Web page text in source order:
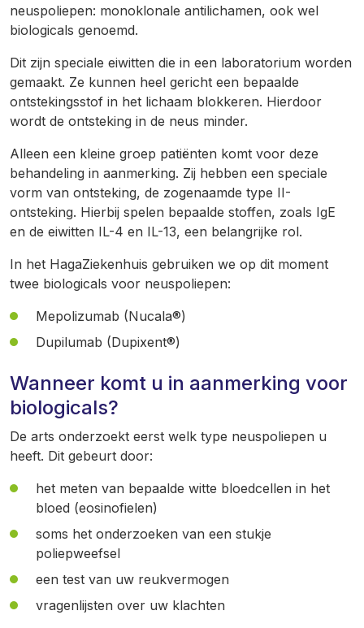
neuspoliepen: monoklonale antilichamen, ook wel
biologicals genoemd.
Dit zijn speciale eiwitten die in een laboratorium worden
gemaakt. Ze kunnen heel gericht een bepaalde
ontstekingsstof in het lichaam blokkeren. Hierdoor
wordt de ontsteking in de neus minder.
Alleen een kleine groep patiënten komt voor deze
behandeling in aanmerking. Zij hebben een speciale
vorm van ontsteking, de zogenaamde type II-
ontsteking. Hierbij spelen bepaalde stoffen, zoals IgE
en de eiwitten IL-4 en IL-13, een belangrijke rol.
In het HagaZiekenhuis gebruiken we op dit moment
twee biologicals voor neuspoliepen:
Mepolizumab (Nucala®)
Dupilumab (Dupixent®)
Wanneer komt u in aanmerking voor
biologicals?
De arts onderzoekt eerst welk type neuspoliepen u
heeft. Dit gebeurt door:
het meten van bepaalde witte bloedcellen in het
bloed (eosinofielen)
soms het onderzoeken van een stukje
poliepweefsel
een test van uw reukvermogen
vragenlijsten over uw klachten